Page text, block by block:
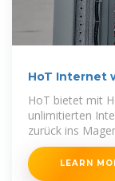
HoT Internet
HoT bietet mit
unlimitierten
zurück ins
Mbit/s
LEARN